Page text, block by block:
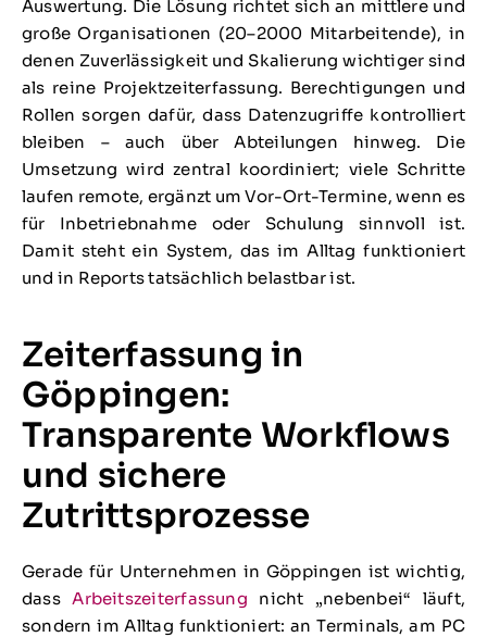
Auswertung. Die Lösung richtet sich an mittlere und
große Organisationen (20–2000 Mitarbeitende), in
denen Zuverlässigkeit und Skalierung wichtiger sind
als reine Projektzeiterfassung. Berechtigungen und
Rollen sorgen dafür, dass Datenzugriffe kontrolliert
bleiben – auch über Abteilungen hinweg. Die
Umsetzung wird zentral koordiniert; viele Schritte
laufen remote, ergänzt um Vor-Ort-Termine, wenn es
für Inbetriebnahme oder Schulung sinnvoll ist.
Damit steht ein System, das im Alltag funktioniert
und in Reports tatsächlich belastbar ist.
Zeiterfassung in
Göppingen:
Transparente Workflows
und sichere
Zutrittsprozesse
Gerade für Unternehmen in Göppingen ist wichtig,
dass Arbeitszeiterfassung nicht „nebenbei“ läuft,
sondern im Alltag funktioniert: an Terminals, am PC